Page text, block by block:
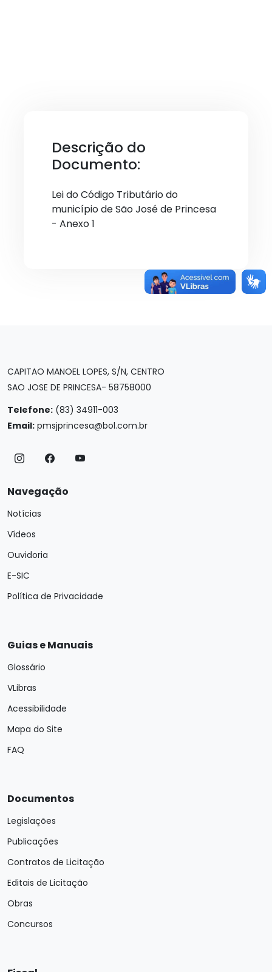
Descrição do
Documento:
Lei do Código Tributário do
município de São José de Princesa
- Anexo 1
CAPITAO MANOEL LOPES, S/N, CENTRO
SAO JOSE DE PRINCESA- 58758000
Telefone: (83) 34911-003
Email: pmsjprincesa@bol.com.br
Navegação
Notícias
Vídeos
Ouvidoria
E-SIC
Política de Privacidade
Guias e Manuais
Glossário
VLibras
Acessibilidade
Mapa do Site
FAQ
Documentos
Legislações
Publicações
Contratos de Licitação
Editais de Licitação
Obras
Concursos